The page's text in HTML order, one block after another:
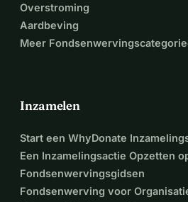
Op de hoogte blijven en benieuwd
Mail ons via
Volg ons op Instagram:
Overstroming
Aardbeving
Meer
Inzamelen
Start een WhyDonate
Een Inzamelingsactie Opzetten
Fondsenwervingsgidsen
Fondsenwerving voor